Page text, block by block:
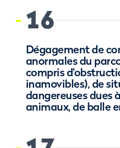
16
Dégagement de
anormales du
compris
inamovibles), de
dangereuses dues
animaux, de balle